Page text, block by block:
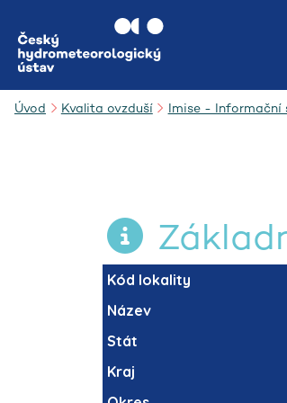
Úvod Kvalita ovzduší Imise - Informační
Kód lokality
Název
Stát
Kraj